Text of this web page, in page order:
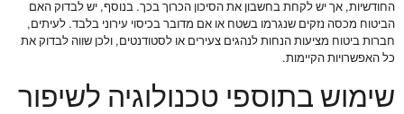
החודשיות, אך יש לקחת בחשבון את הסיכון הכרוך בכך. בנוסף, יש לבדוק האם
הביטוח מכסה נזקים שנגרמו בשטח או אם מדובר בכיסוי עירוני בלבד. לעיתים,
חברות ביטוח מציעות הנחות לנהגים צעירים או לסטודנטים, ולכן שווה לבדוק את
כל האפשרויות הקיימות.
שימוש בתוספי טכנולוגיה לשיפור